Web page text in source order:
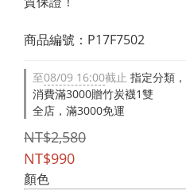
商品編號：P17F7502
至08/09 16:00截止 指定分類
消費滿3000贈竹炭襪1雙
全店，滿3000免運
NT$2,580
NT$990
顏色